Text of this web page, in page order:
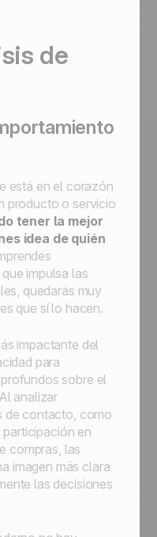
de
está en el corazón
producto o servicio
tener la mejor
idea de quién
impulsa las
quedarás muy
que sí lo hacen.
impactante del
para
sobre el
analizar
de contacto, como
en
compras, las
imagen más clara
las decisiones